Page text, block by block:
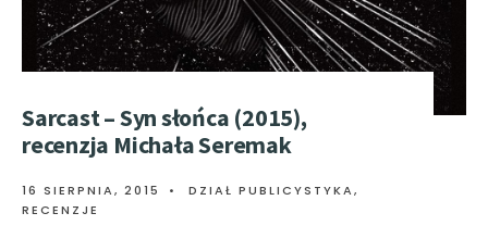
Sarcast – Syn słońca (2015),
recenzja Michała Seremak
16 SIERPNIA, 2015 • DZIAŁ PUBLICYSTYKA,
RECENZJE